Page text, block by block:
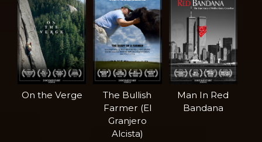
On the Verge
The Bullish
Farmer (El
Granjero
Alcista)
Man In Red
Bandana